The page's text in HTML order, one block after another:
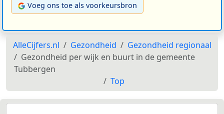
Voeg ons toe als voorkeursbron
AlleCijfers.nl Gezondheid
Gezondheid regionaal
Gezondheid per wijk en buurt in de gemeente
Tubbergen
Top